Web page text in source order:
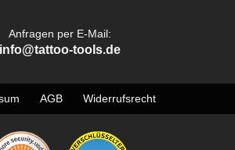
Anfragen per E-Mail:
info@tattoo-tools.de
AGB Widerrufsrecht